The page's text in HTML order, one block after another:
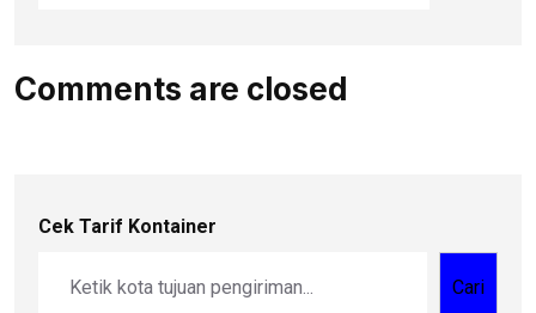
Comments are closed
Cek Tarif Kontainer
Cari